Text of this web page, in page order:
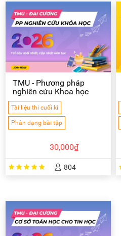
TMU - Phương pháp
nghiên cứu Khoa học
Tài liệu thi cuối kì
Phân dạng bài tập
30,000₫
804